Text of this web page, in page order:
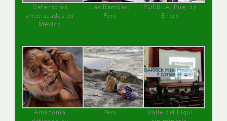
Defensoras
amenazadas en
México
Las Bambas,
Perú
PUEBLA, Pue, 27
Enero
Amazonía
Perú
Valle del Elqui